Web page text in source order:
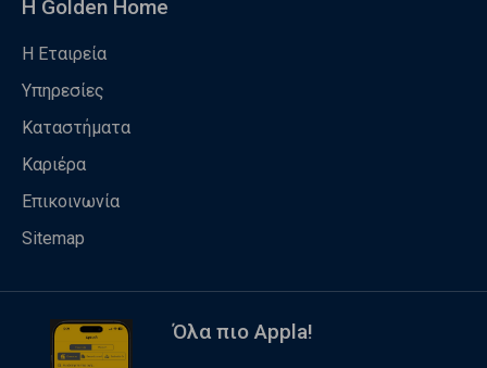
Η Golden Home
Η Εταιρεία
Υπηρεσίες
Καταστήματα
Καριέρα
Επικοινωνία
Sitemap
Όλα πιο Appla!